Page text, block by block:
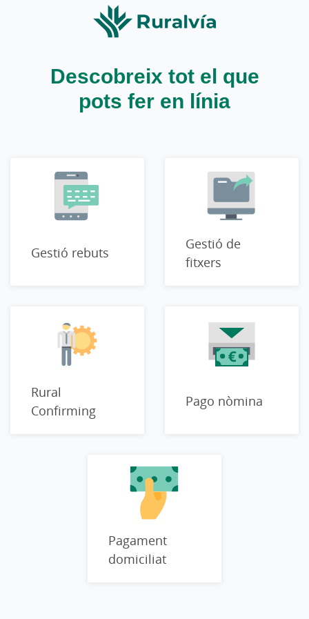
Descobreix tot el que
pots fer en línia
Gestió rebuts
Gestió de
fitxers
Rural
Confirming
Pago nòmina
Pagament
domiciliat